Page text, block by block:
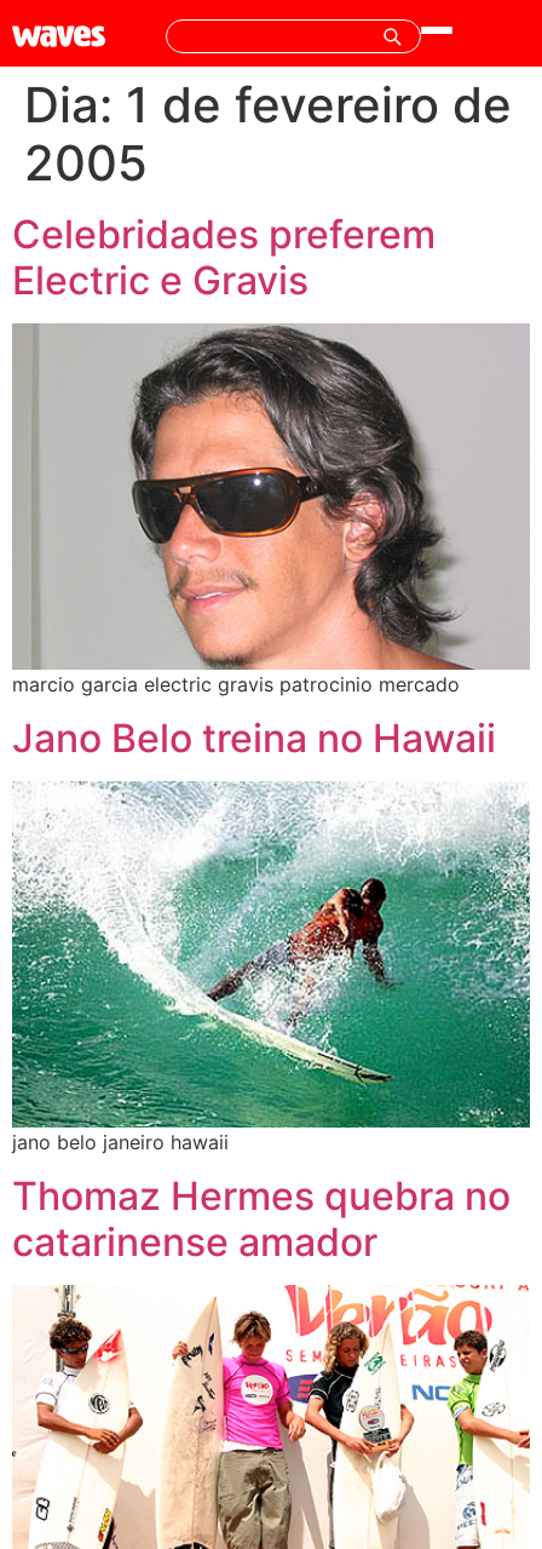
Dia: 1 de fevereiro de
2005
Celebridades preferem
Electric e Gravis
marcio garcia electric gravis patrocinio mercado
Jano Belo treina no Hawaii
jano belo janeiro hawaii
Thomaz Hermes quebra no
catarinense amador